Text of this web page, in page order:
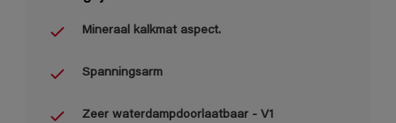
Mineraal kalkmat aspect.
Spanningsarm
Zeer waterdampdoorlaatbaar - V1